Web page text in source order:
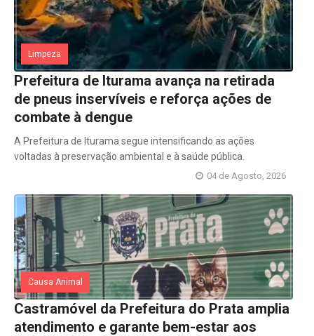
Limpeza
Prefeitura de Iturama avança na retirada
de pneus inservíveis e reforça ações de
combate à dengue
A Prefeitura de Iturama segue intensificando as ações
voltadas à preservação ambiental e à saúde pública.
04 de Agosto, 2026
Causa Animal
Castramóvel da Prefeitura do Prata amplia
atendimento e garante bem-estar aos